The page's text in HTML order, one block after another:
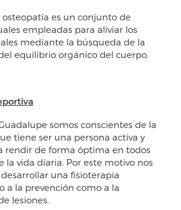
es un conjunto de
empleadas para aliviar los
mediante la búsqueda de la
equilibrio orgánico del cuerpo.
somos conscientes de la
tiene ser una persona activa y
rendir de forma óptima en todos
la vida diaria. Por este motivo nos
una fisioterapia
a la prevención como a la
lesiones.